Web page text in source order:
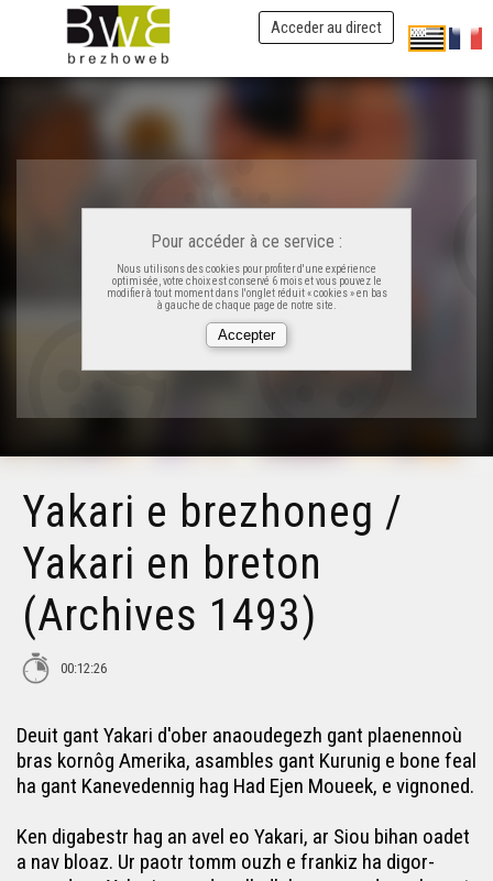
Acceder au direct
Pour accéder à ce service :
Nous utilisons des cookies pour profiter d'une expérience
optimisée, votre choix est conservé 6 mois et vous pouvez le
modifier à tout moment dans l'onglet réduit « cookies » en bas
à gauche de chaque page de notre site.
Yakari e brezhoneg /
Yakari en breton
(Archives 1493)
00:12:26
Deuit gant Yakari d'ober anaoudegezh gant plaenennoù
bras kornôg Amerika, asambles gant Kurunig e bone feal
ha gant Kanevedennig hag Had Ejen Moueek, e vignoned.
Ken digabestr hag an avel eo Yakari, ar Siou bihan oadet
a nav bloaz. Ur paotr tomm ouzh e frankiz ha digor-